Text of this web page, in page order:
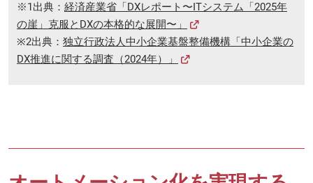
※1出典： 経済産業省「DXレポート〜ITシステム「2025年
の崖」克服とDXの本格的な展開〜」
※2出典： 独立行政法人中小企業基盤整備機構「中小企業の
DX推進に関する調査（2024年）」